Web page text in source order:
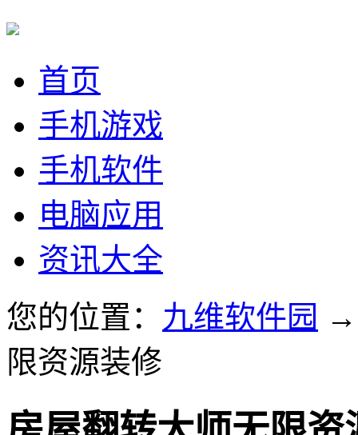
首页
手机游戏
手机软件
电脑应用
资讯大全
您的位置： 九维软件园
限资源装修